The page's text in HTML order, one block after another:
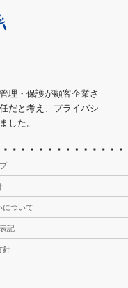
理・保護が顧客企業さ
だと考え、プライバシ
した。
について
記
針